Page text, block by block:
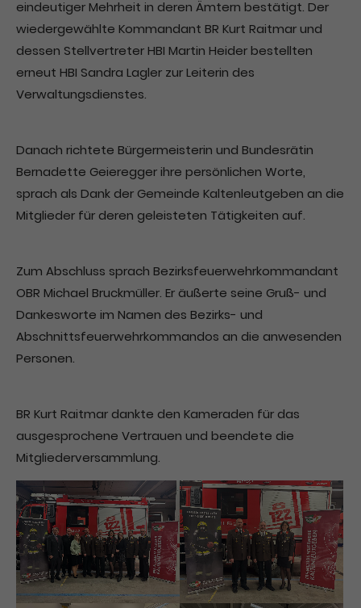
eindeutiger Mehrheit in deren Ämtern bestätigt. Der
wiedergewählte Kommandant BR Kurt Raitmar und
dessen Stellvertreter HBI Martin Heider bestellten
erneut HBI Sandra Lagler zur Leiterin des
Verwaltungsdienstes.
Danach richtete Bürgermeisterin und Bundesrätin
Bernadette Geieregger ihre persönlichen Worte,
sprach als Dank der Gemeinde Kaltenleutgeben an die
Mitglieder für deren geleisteten Tätigkeiten auf.
Zum Abschluss sprach Bezirksfeuerwehrkommandant
OBR Michael Bruckmüller. Er äußerte seine Gruß- und
Dankesworte im Namen des Bezirks- und
Abschnittsfeuerwehrkommandos an die anwesenden
Personen.
BR Kurt Raitmar dankte den Kameraden für das
ausgesprochene Vertrauen und beendete die
Mitgliederversammlung.